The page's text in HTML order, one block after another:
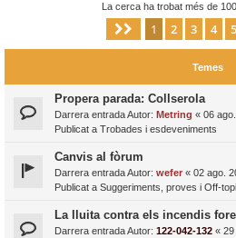
La cerca ha trobat més de
Pàgina de 20
1 2 3 4 5
Temes
Propera parada: Collserola
Darrera entrada Autor: Metring « 06
Publicat a Trobades i esdeveniments
Canvis al fòrum
Darrera entrada Autor: wefer « 02 ago.
Publicat a Suggeriments, proves i Off-
La lluita contra els incendis
Darrera entrada Autor: 122-042-132 « 29